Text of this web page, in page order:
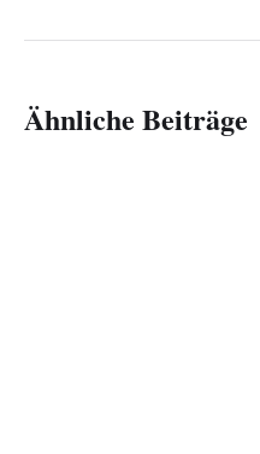
Ähnliche Beiträge